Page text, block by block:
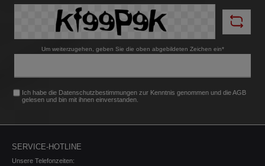
Um weiterzugehen, geben Sie die oben abgebildeten Zeichen ein*
Ich habe die Datenschutzbestimmungen zur Kenntnis genommen und dieAGB
gelesen und bin mit ihnen einverstanden.
SERVICE-HOTLINE
Unsere Telefonzeiten: